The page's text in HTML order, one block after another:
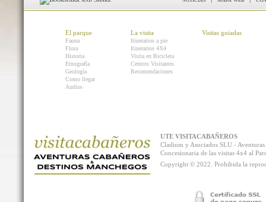
El parque
Fauna
Flora
Historia
Etnografía
Geología
Como llegar
Audios
La visita
Itinerarios a pie
Itinerarios 4X4
Visita en Bicicleta
Centros Visitantes
Recomendaciones
Visitas guiadas
UTE VISITACABAÑEROS
Cladium y Asociados SLU -
Concesionaria de las visitas 4x4 al
Copyright © 2022. Prohibida la